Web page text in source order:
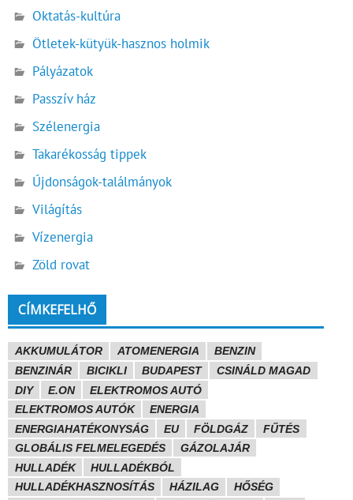
Oktatás-kultúra
Ötletek-kütyük-hasznos holmik
Pályázatok
Passzív ház
Szélenergia
Takarékosság tippek
Újdonságok-találmányok
Világítás
Vízenergia
Zöld rovat
CÍMKEFELHŐ
AKKUMULÁTOR ATOMENERGIA
BENZIN
BENZINÁR
BICIKLI BUDAPEST
CSINÁLD MAGAD
DIY
E.ON
ELEKTROMOS AUTÓ
ELEKTROMOS AUTÓK
ENERGIA
ENERGIAHATÉKONYSÁG
EU FÖLDGÁZ
FŰTÉS
GLOBÁLIS FELMELEGEDÉS
GÁZOLAJÁR
HULLADÉK
HULLADÉKBÓL
HULLADÉKHASZNOSÍTÁS
HÁZILAG
HŐSÉG